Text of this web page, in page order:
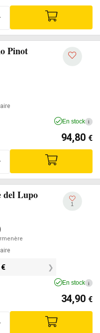
Pinot
En stock i
94,80 €
del Lupo
€
1
En stock i
34,90 €